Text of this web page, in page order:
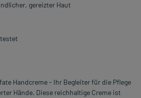
gereizter Haut
Handcreme - Ihr Begleiter für die Pflege
Hände. Diese reichhaltige Creme ist